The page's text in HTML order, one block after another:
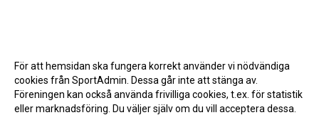
För att hemsidan ska fungera korrekt använder vi nödvändiga
cookies från SportAdmin. Dessa går inte att stänga av.
Föreningen kan också använda frivilliga cookies, t.ex. för statistik
eller marknadsföring. Du väljer själv om du vill acceptera dessa.